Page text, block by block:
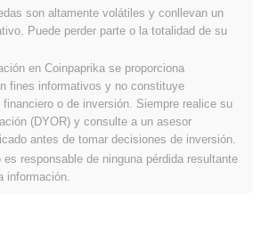
con el objetivo de crear un
Desarrollado por un equipo de
BYD se centra en empoderar a los
en el desarrollo y la gobernanza de la
fue listado inicialmente en varias exchanges,
su presencia en el mercado de
una base de usuarios en crecimiento.
Build Your Dream?
(BYD) está preparado para mejorar su
actualizaciones emocionantes delineadas
son altamente volátiles y conllevan un
Puede perder parte o la totalidad de su
en Coinpaprika se proporciona
fines informativos y no constituye
o de inversión. Siempre realice su
(DYOR) y consulte a un asesor
antes de tomar decisiones de inversión.
es responsable de ninguna pérdida resultante
información.